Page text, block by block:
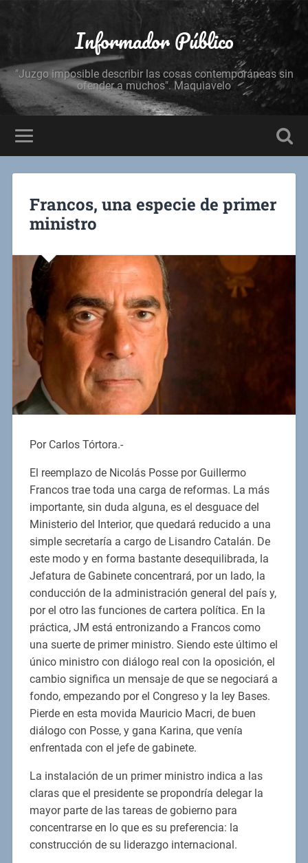
Informador Público
"Juzgo imposible describir las cosas contemporáneas sin
ofender a muchos". Maquiavelo
Francos, una especie de primer
ministro
Por Carlos Tórtora.-
El reemplazo de Nicolás Posse por Guillermo
Francos trae toda una carga de reformas. La más
importante, sin duda alguna, es el desguace del
Ministerio del Interior, que quedará reducido a una
simple secretaría a cargo de Lisandro Catalán. De
este modo y en forma bastante desequilibrada, la
Jefatura de Gabinete concentrará, por un lado, la
conducción de la administración general del país y,
por el otro las funciones de cartera política. En la
práctica, JM está entronizando a Francos como
una suerte de primer ministro. Siendo este último el
único ministro con diálogo real con la oposición, el
cambio significa un mensaje de que se negociará a
fondo, empezando por el Congreso y la ley Bases.
Pierde en esta movida Mauricio Macri, de buen
diálogo con Posse, y gana Karina, que venía
enfrentada con el jefe de gabinete.
La instalación de un primer ministro indica a las
claras que el presidente se propondría delegar la
mayor parte de las tareas de gobierno para
concentrarse en lo que es su preferencia: la
construcción de su liderazgo internacional.